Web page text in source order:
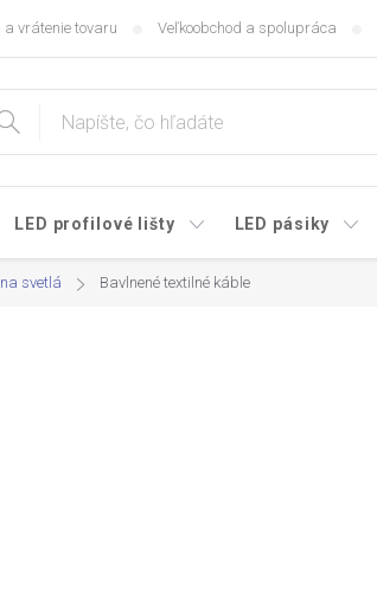
a vrátenie tovaru Veľkoobchod a spolupráca
LED profilové lišty LED pásiky
svetlá Bavlnené textilné káble